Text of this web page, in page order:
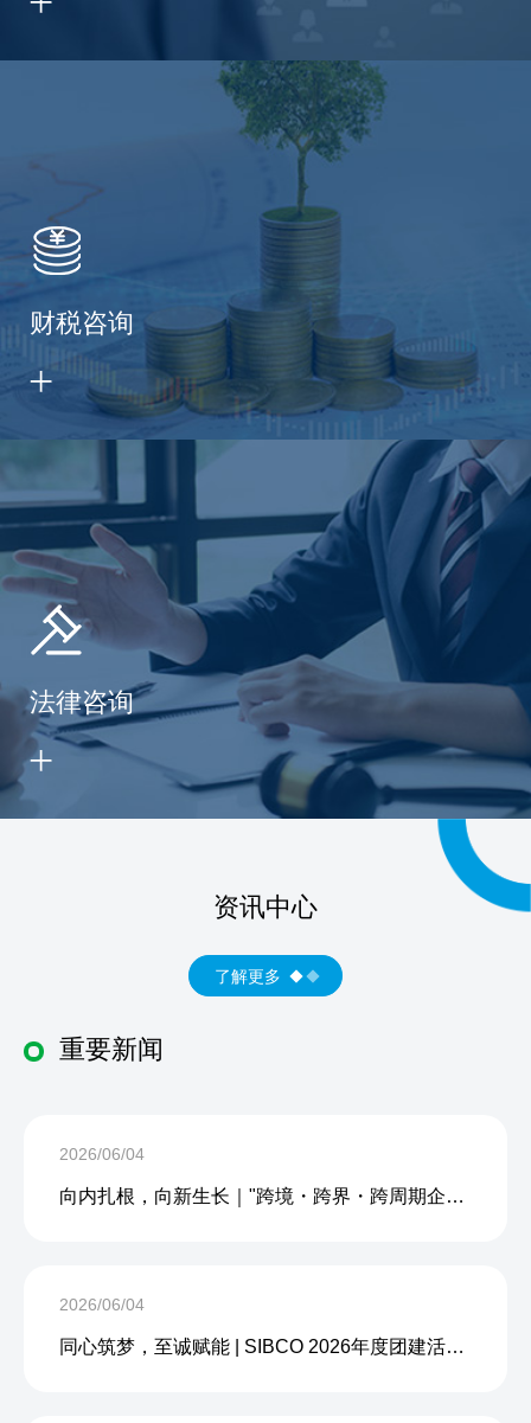
财税咨询
法律咨询
资讯中心
了解更多
重要新闻
2026/06/04
向内扎根，向新生长｜"跨境・跨界・跨周期企业内生力沙龙"成功举办
2026/06/04
同心筑梦，至诚赋能 | SIBCO 2026年度团建活动圆满收官